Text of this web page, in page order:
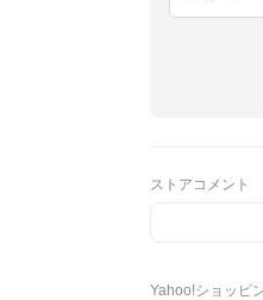
ストアコメント
Yahoo!ショッピ